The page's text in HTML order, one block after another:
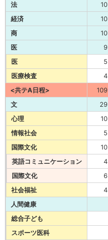
法 10
経済
10
商
10
医
9
医
5
医療検査
4
<共テA日程>
109
文
29
心理
10
情報社会
5
国際文化
10
英語コミュニケーション
4
国際文化
6
社会福祉
4
人間健康
総合子ども
スポーツ医科